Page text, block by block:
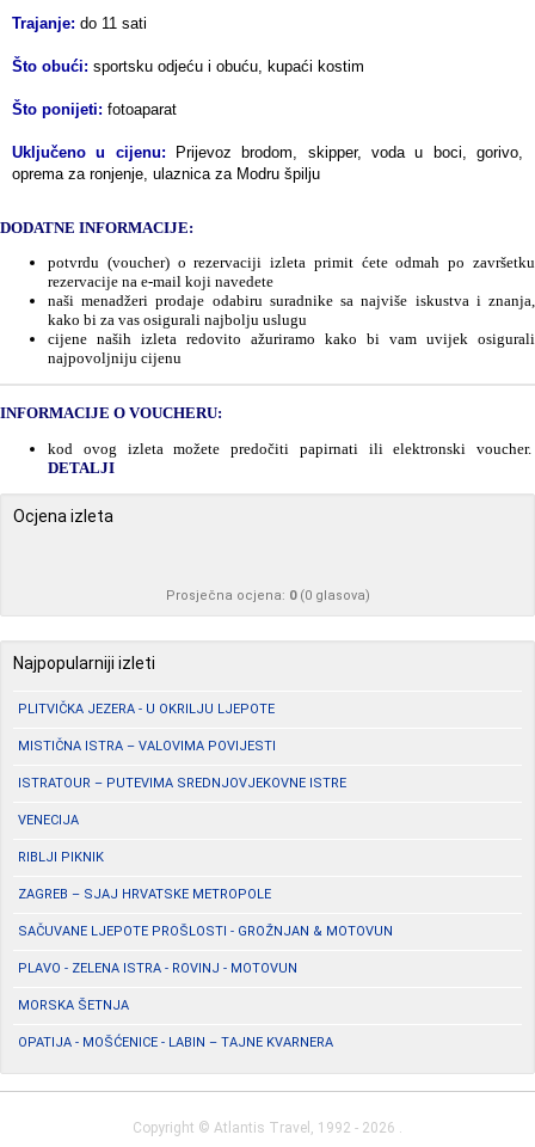
Trajanje: do 11 sati
Što obući: sportsku odjeću i obuću, kupaći kostim
Što ponijeti: fotoaparat
Uključeno u cijenu: Prijevoz brodom, skipper, voda u boci, gorivo,
oprema za ronjenje, ulaznica za Modru špilju
DODATNE INFORMACIJE:
potvrdu (voucher) o rezervaciji izleta primit ćete odmah po završetku
rezervacije na e-mail koji navedete
naši menadžeri prodaje odabiru suradnike sa najviše iskustva i znanja,
kako bi za vas osigurali najbolju uslugu
cijene naših izleta redovito ažuriramo kako bi vam uvijek osigurali
najpovoljniju cijenu
INFORMACIJE O VOUCHERU:
kod ovog izleta možete predočiti papirnati ili elektronski voucher.
DETALJI
Ocjena izleta
Prosječna ocjena: 0(0glasova)
Najpopularniji izleti
PLITVIČKA JEZERA - U OKRILJU LJEPOTE
MISTIČNA ISTRA – VALOVIMA POVIJESTI
ISTRATOUR – PUTEVIMA SREDNJOVJEKOVNE ISTRE
VENECIJA
RIBLJI PIKNIK
ZAGREB – SJAJ HRVATSKE METROPOLE
SAČUVANE LJEPOTE PROŠLOSTI - GROŽNJAN & MOTOVUN
PLAVO - ZELENA ISTRA - ROVINJ - MOTOVUN
MORSKA ŠETNJA
OPATIJA - MOŠĆENICE - LABIN – TAJNE KVARNERA
Copyright © Atlantis Travel , 1992 - 2026 .